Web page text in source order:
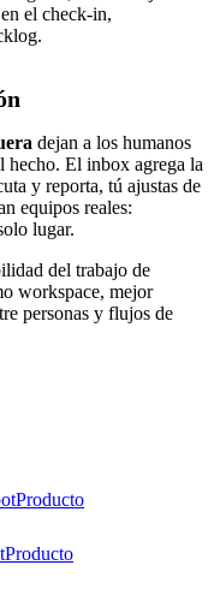
el check-in,
dejan a los humanos
hecho. El inbox agrega la
y reporta, tú ajustas de
equipos reales:
lugar.
del trabajo de
workspace, mejor
personas y flujos de
Producto
Producto